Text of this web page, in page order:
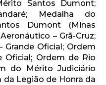
Santos Dumont;
Medalha do
Dumont (Minas
– Grã-Cruz;
Oficial; Ordem
Oficial; Ordem de Rio
do Mérito Judiciário
da Legião de Honra da